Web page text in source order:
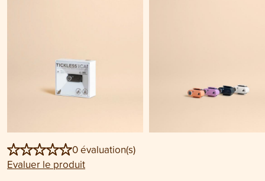
0 évaluation(s)
Evaluer le produit